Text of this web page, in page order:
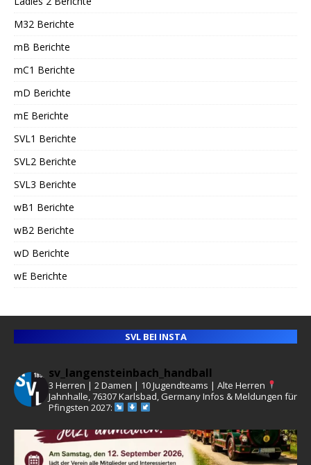
M32 Berichte
mB Berichte
mC1 Berichte
mD Berichte
mE Berichte
SVL1 Berichte
SVL2 Berichte
SVL3 Berichte
wB1 Berichte
wB2 Berichte
wD Berichte
wE Berichte
SVL BEI INSTA
sv_langensteinbach_handball
3 Herren | 2 Damen | 10 Jugendteams | Alte Herren
Jahnhalle, 76307 Karlsbad, GermanyInfos & Meldungen für
Pfingsten 2027: